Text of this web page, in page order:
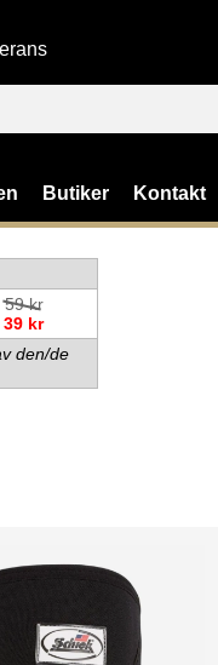
Butiker Kontakt
59 kr
39 kr
den/de